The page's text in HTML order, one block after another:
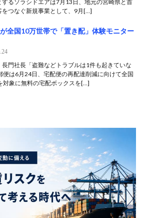
するソラシドエアは7月13日、地元の宮崎県と首
をつなぐ新規事業として、9月[…]
全国10万世帯で「置き配」体験モニター
長門社長「盗難などトラブルは1件も起きていな
便は6月24日、宅配便の再配達削減に向けて全国
対象に無料の宅配ボックスを[…]